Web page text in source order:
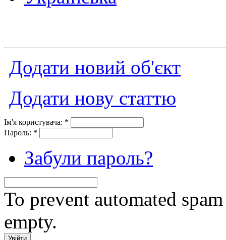
Додати новий об'єкт
Додати нову статтю
Ім'я користувача: *
Пароль: *
Забули пароль?
To prevent automated
empty.